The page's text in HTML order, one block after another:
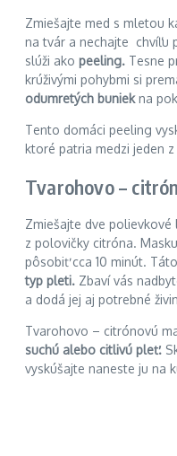
Zmiešajte med s mletou
na tvár a nechajte chvíľu
slúži ako peeling. Tesne
krúživými pohybmi si
odumretých buniekna
Tento domáci peeling
ktoré patria medzi jeden
Tvarohovo –
Zmiešajte dve
z polovičky citróna.
pôsobiť cca 10 minút.
typ pleti. Zbaví vás
a dodá jej aj potrebné
Tvarohovo – citrónovú
suchú alebo citlivú pleť.
vyskúšajte naneste ju na